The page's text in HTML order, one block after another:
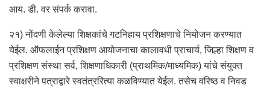
आय. डी. वर संपर्क करावा.
२१) नोंदणी केलेल्या शिक्षकांचे गटनिहाय प्रशिक्षणाचे नियोजन करण्यात
येईल. ऑफलाईन प्रशिक्षण आयोजनाचा कालावधी प्राचार्य, जिल्हा शिक्षण व
प्रशिक्षण संस्था सर्व, शिक्षणाधिकारी (प्राथमिक/माध्यमिक) यांचे संयुक्त
स्वाक्षरीने पत्राद्वारे स्वतंत्ररित्या कळविण्यात येईल. तसेच वरिष्ठ व निवड